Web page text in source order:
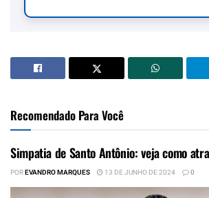
Recomendado Para Você
Simpatia de Santo Antônio: veja como
POREVANDRO MARQUES 13 DE JUNHO DE 2024 0